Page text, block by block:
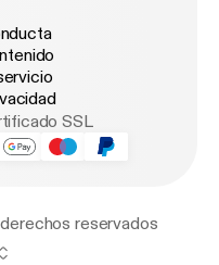
SSL
reservados